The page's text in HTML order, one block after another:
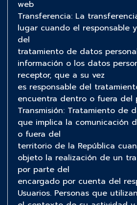
web
Transferencia: La
lugar cuando el responsable
del
tratamiento de datos
información o los datos
receptor, que a su vez
es responsable del
encuentra dentro o fuera del
Transmisión: Tratamiento de
que implica la comunicación
o fuera del
territorio de la República
objeto la realización de un
por parte del
encargado por cuenta del
Usuarios. Personas que